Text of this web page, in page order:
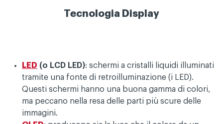
Tecnologia Display
LED (o LCD LED): schermi a cristalli liquidi illuminati
tramite una fonte di retroilluminazione (i LED).
Questi schermi hanno una buona gamma di colori,
ma peccano nella resa delle parti più scure delle
immagini.